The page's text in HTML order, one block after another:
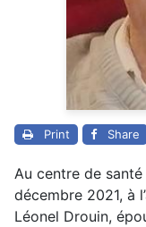
Print Share
Au centre de
décembre 2021, à
Léonel Drouin,